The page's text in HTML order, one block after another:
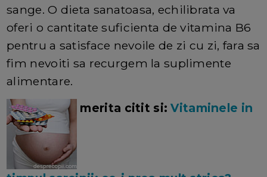
sange. O dieta sanatoasa, echilibrata va
oferi o cantitate suficienta de vitamina B6
pentru a satisface nevoile de zi cu zi, fara sa
fim nevoiti sa recurgem la suplimente
alimentare.
merita citit si:Vitaminele in